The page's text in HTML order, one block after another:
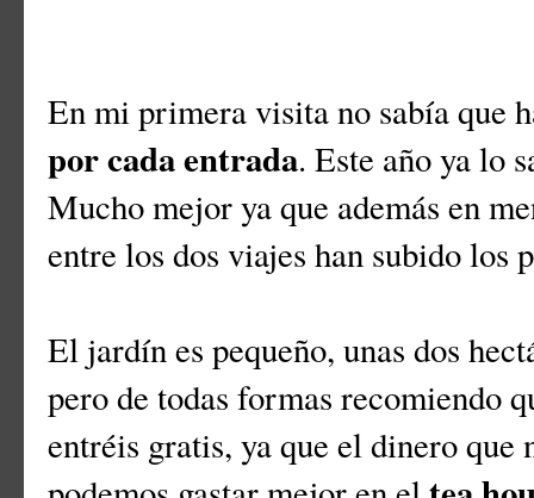
En mi primera visita no sabía que
por cada entrada. Este año ya lo
Mucho mejor ya que además en
entre los dos viajes han subido los
El jardín es pequeño, unas dos
pero de todas formas recomiendo
entréis gratis, ya que el dinero que